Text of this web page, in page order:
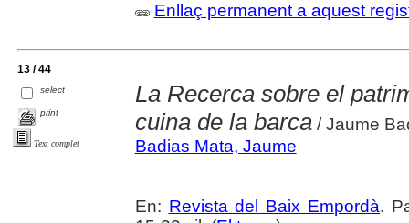
Enllaç permanent a aquest
13 / 44
select
print
Text complet
La Recerca sobre el
cuina de la barca/ Jaume
Badias Mata, Jaume
En: Revista del Baix Empordà.